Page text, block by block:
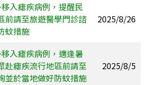
入瘧疾病例，提醒民
前請至旅遊醫學門診諮
蚊措施
2025/8/26
入瘧疾病例，適逢暑
赴瘧疾流行地區前請至
並於當地做好防蚊措施
2025/8/5